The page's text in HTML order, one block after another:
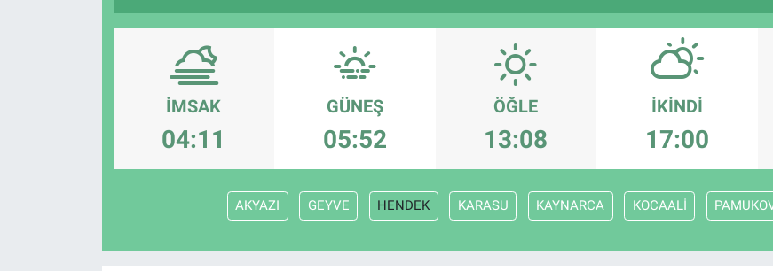
İMSAK
04:11
GÜNEŞ
05:52
ÖĞLE
13:08
İKINDI
17:00
AKYAZI GEYVE HENDEK KARASU KAYNARCA KOCAALİ